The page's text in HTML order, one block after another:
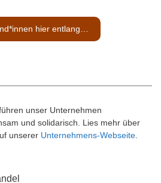
hier entlang…
unser Unternehmen
und solidarisch. Lies mehr über
unserer Unternehmens-Webseite